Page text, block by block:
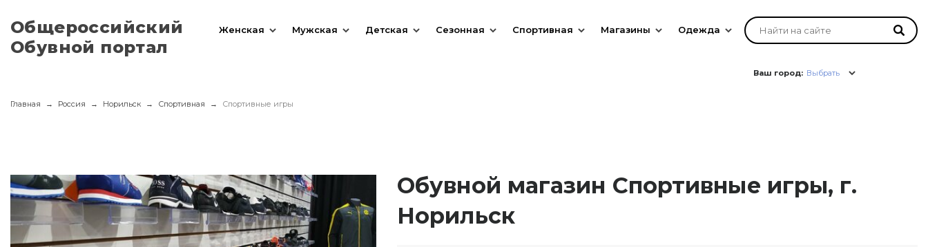
Общероссийский
Обувной портал
Женская Мужская Детская Сезонная Спортивная Магазины Одежда
Ваш город: Выбрать
Главная Россия Норильск Спортивная Спортивные игры
Обувной магазин Спортивные игры, г.
Норильск